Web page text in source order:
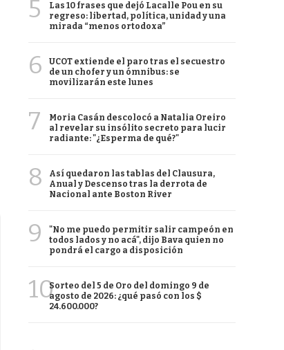
5
Las 10 frases que dejó Lacalle Pou en su
regreso: libertad, política, unidad y una
mirada “menos ortodoxa”
6
UCOT extiende el paro tras el secuestro
de un chofer y un ómnibus: se
movilizarán este lunes
7
Moria Casán descolocó a Natalia Oreiro
al revelar su insólito secreto para lucir
radiante: "¿Esperma de qué?"
8
Así quedaron las tablas del Clausura,
Anual y Descenso tras la derrota de
Nacional ante Boston River
9
"No me puedo permitir salir campeón en
todos lados y no acá", dijo Bava quien no
pondrá el cargo a disposición
10Sorteo del 5 de Oro del domingo 9 de
agosto de 2026: ¿qué pasó con los $
24.600.000?